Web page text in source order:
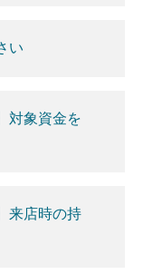
い
対象資金を
来店時の持